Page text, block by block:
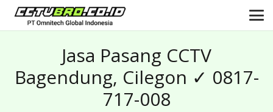
Jasa Pasang CCTV
Bagendung, Cilegon ✓ 0817-
717-008